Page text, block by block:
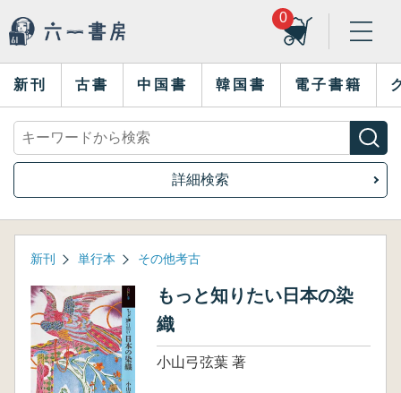
0
新刊 古書 中国書 韓国書 電子書籍
詳細検索
新刊 単行本 その他考古
もっと知りたい日本の染
織
小山弓弦葉 著